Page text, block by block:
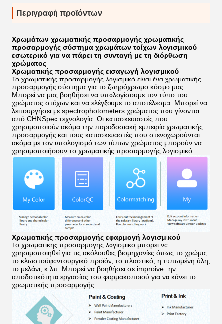
Περιγραφή προϊόντων
Χρωμάτων χρωματικής προσαρμογής χρωματικής
προσαρμογής σύστημα χρωμάτων τοίχων λογισμικού
εσωτερικό για να πάρει τη συνταγή με τη διόρθωση
χρώματος
Χρωματικής προσαρμογής εισαγωγή λογισμικού
Το χρωματικής προσαρμογής λογισμικό είναι ένα χρωματικής
προσαρμογής σύστημα για το ζωηρόχρωμο κόσμο μας.
Μπορεί να μας βοηθήσει να υπολογίσουμε τον τύπο του
χρώματος στόχων και να ελέγξουμε το αποτέλεσμα. Μπορεί να
λειτουργήσει με spectrophotometers χρώματος που γίνονται
από CHNSpec τεχνολογία. Οι κατασκευαστές που
χρησιμοποιούν ακόμα την παραδοσιακή εμπειρία χρωματικής
προσαρμογής και τους κατασκευαστές που στενοχωρούνται
ακόμα με τον υπολογισμό των τύπων χρώματος μπορούν να
χρησιμοποιήσουν το χρωματικής προσαρμογής λογισμικό.
Χρωματικής προσαρμογής εφαρμογή λογισμικού
Το χρωματικής προσαρμογής λογισμικό μπορεί να
χρησιμοποιηθεί για τις ακόλουθες βιομηχανίες όπως το χρώμα,
το κλωστοϋφαντουργικό προϊόν, το πλαστικό, η τυπωμένη ύλη,
το μελάνι, κ.λπ. Μπορεί να βοηθήσει σε improive την
αποδοτικότητα εργασίας του φαρμακοποιού για να κάνει το
χρωματικής προσαρμογής.